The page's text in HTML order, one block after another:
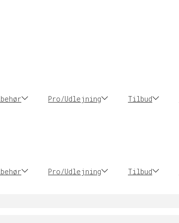
Pro/Udlejning Tilbud
Pro/Udlejning Tilbud